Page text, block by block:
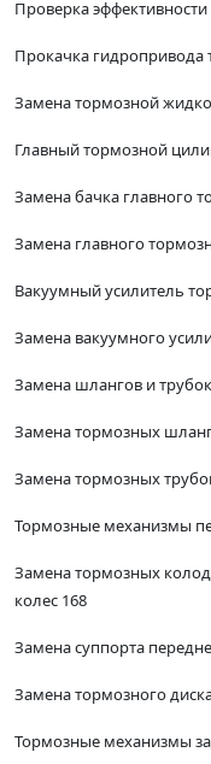
Проверка
Прокачка гидропривода
Замена тормозной
Главный тормозной
Замена бачка главного
Замена главного
Вакуумный усилитель
Замена вакуумного
Замена шлангов и
Замена тормозных
Замена тормозных
Тормозные механизмы
Замена тормозных
колес 168
Замена суппорта
Замена тормозного
Тормозные механизмы